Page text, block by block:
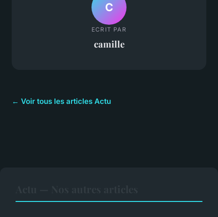
C
ECRIT PAR
camille
← Voir tous les articles Actu